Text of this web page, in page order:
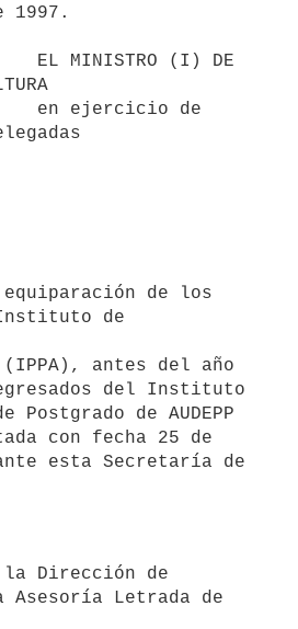
1997.
de
antes del año
del Instituto
de AUDEPP
con fecha 25 de
esta Secretaría de
Asesoría Letrada de